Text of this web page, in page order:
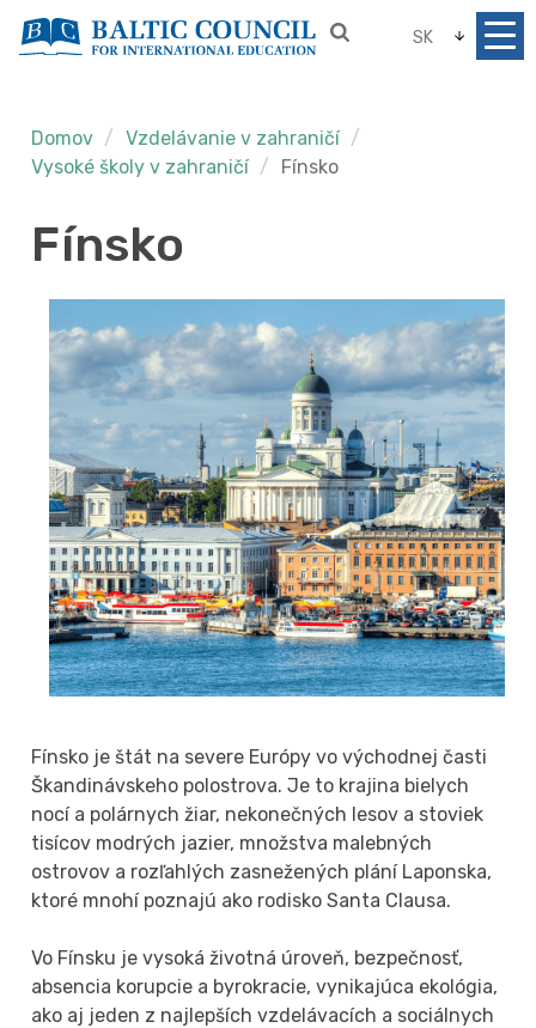
SK
Domov
Vzdelávanie v zahraničí
Vysoké školy v zahraničí
Fínsko
Fínsko
Fínsko je štát na severe Európy vo východnej časti
Škandinávskeho polostrova. Je to krajina bielych
nocí a polárnych žiar, nekonečných lesov a stoviek
tisícov modrých jazier, množstva malebných
ostrovov a rozľahlých zasnežených plání Laponska,
ktoré mnohí poznajú ako rodisko Santa Clausa.
Vo Fínsku je vysoká životná úroveň, bezpečnosť,
absencia korupcie a byrokracie, vynikajúca ekológia,
ako aj jeden z najlepších vzdelávacích a sociálnych